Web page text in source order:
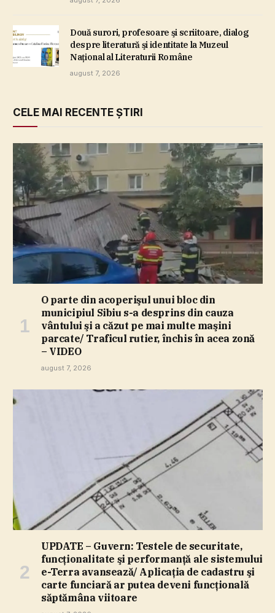
Două surori, profesoare şi scriitoare, dialog
despre literatură şi identitate la Muzeul
Naţional al Literaturii Române
august 7, 2026
CELE MAI RECENTE ȘTIRI
O parte din acoperişul unui bloc din
municipiul Sibiu s-a desprins din cauza
vântului şi a căzut pe mai multe maşini
parcate/ Traficul rutier, închis în acea zonă
– VIDEO
august 7, 2026
UPDATE – Guvern: Testele de securitate,
funcţionalitate şi performanţă ale sistemului
e-Terra avansează/ Aplicaţia de cadastru şi
carte funciară ar putea deveni funcţională
săptămâna viitoare